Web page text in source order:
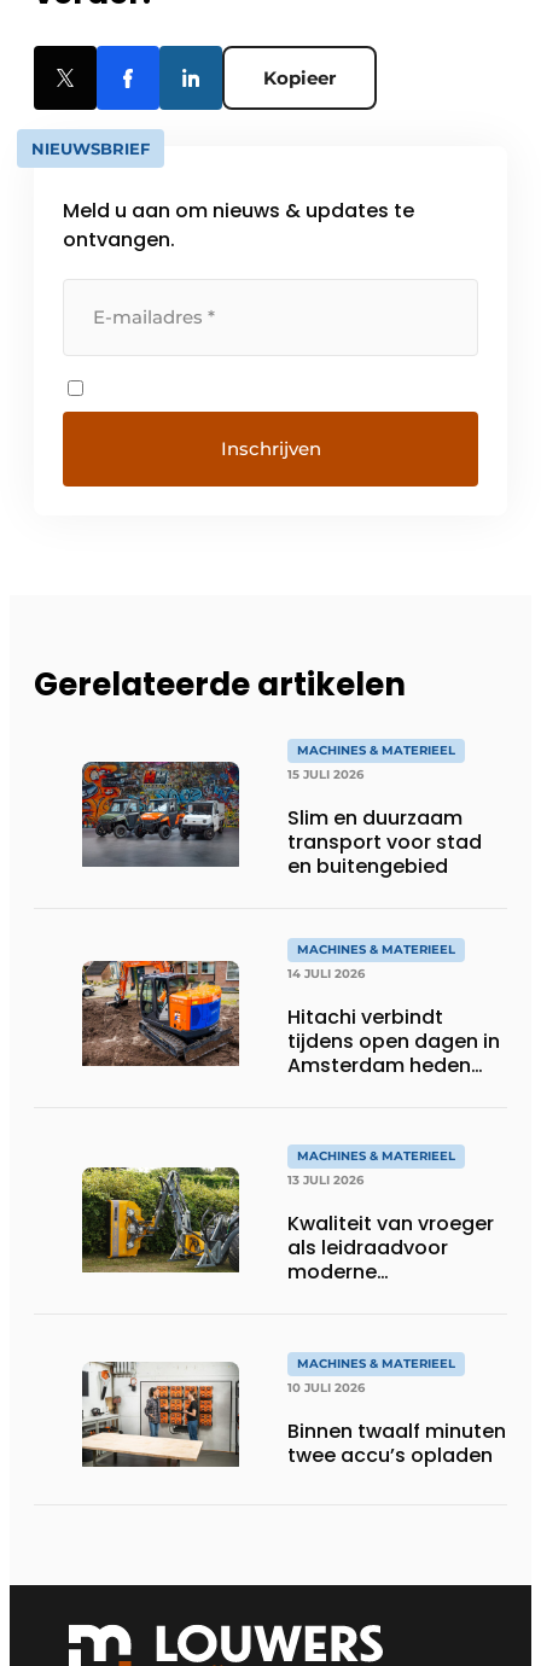
Kopieer
NIEUWSBRIEF
Meld u aan om nieuws & updates te
ontvangen.
Gerelateerde artikelen
MACHINES & MATERIEEL
15 JULI 2026
Slim en duurzaam
transport voor stad
en buitengebied
MACHINES & MATERIEEL
14 JULI 2026
Hitachi verbindt
tijdens open dagen in
Amsterdam heden
MACHINES & MATERIEEL
13 JULI 2026
Kwaliteit van vroeger
als leidraadvoor
moderne
MACHINES & MATERIEEL
10 JULI 2026
Binnen twaalf minuten
twee accu’s opladen